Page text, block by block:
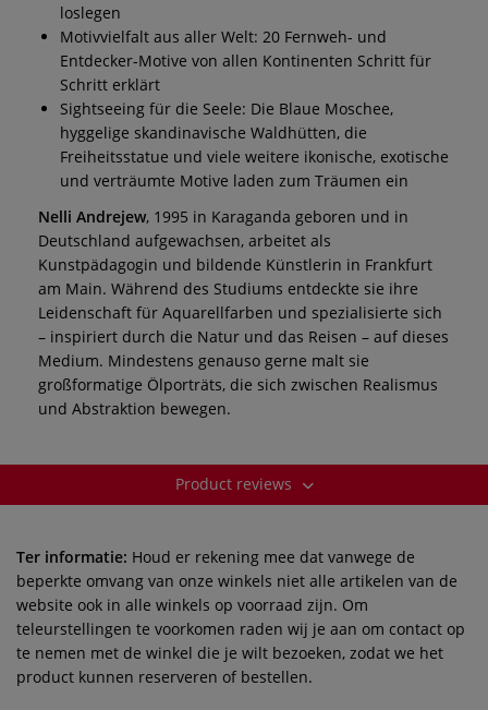
loslegen
Motivvielfalt aus aller Welt: 20 Fernweh- und
Entdecker-Motive von allen Kontinenten Schritt für
Schritt erklärt
Sightseeing für die Seele: Die Blaue Moschee,
hyggelige skandinavische Waldhütten, die
Freiheitsstatue und viele weitere ikonische, exotische
und verträumte Motive laden zum Träumen ein
Nelli Andrejew, 1995 in Karaganda geboren und in
Deutschland aufgewachsen, arbeitet als
Kunstpädagogin und bildende Künstlerin in Frankfurt
am Main. Während des Studiums entdeckte sie ihre
Leidenschaft für Aquarellfarben und spezialisierte sich
– inspiriert durch die Natur und das Reisen – auf dieses
Medium. Mindestens genauso gerne malt sie
großformatige Ölporträts, die sich zwischen Realismus
und Abstraktion bewegen.
Product reviews
Ter informatie: Houd er rekening mee dat vanwege de
beperkte omvang van onze winkels niet alle artikelen van de
website ook in alle winkels op voorraad zijn. Om
teleurstellingen te voorkomen raden wij je aan om contact op
te nemen met de winkel die je wilt bezoeken, zodat we het
product kunnen reserveren of bestellen.